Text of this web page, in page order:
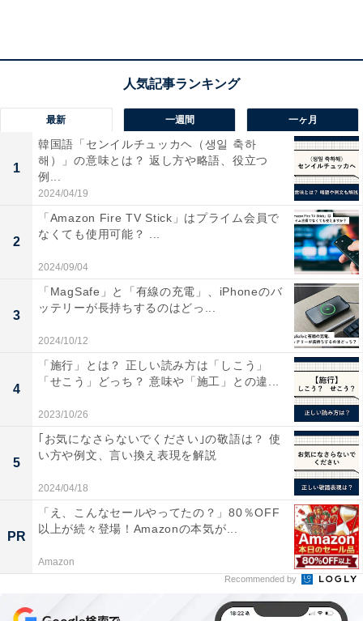
2020年から最も増加した女性社長の出身大学、1
位は「京都産業大学」
2020年から最も増加した女性社長の出身大学
2020年から最も増加した女性社長の出身大学、1位は
「京都産業大学」（25.0％増、25人）。次いで、「九州
産業大学」「徳島文理大学」（ともに 22.2％増、22
人）、「南山大学」（18.6％増、51人）が続きました。
国立大学と私立大学が上位に混在していた前年に比べ
て、2021年は私立大学が並んでいます。女子大学で最も
高かったのは「東京家政大学短期大学部」（17.6％増、
20人）。「京都ノートルダム女子大学」（11.1％増、20
人）、「津田塾大学」（8.2％増、53人）などが上位に入
最新 一週間 一ヶ月
1
韓国語「センイルチュッカヘ（생일 축하
해）」の意味とは？ 返し方や略語、役立つ
例...
2024/04/19
2
「Amazon Fire TV Stick」はプライム会員で
なくても使用可能？ ...
2024/09/04
3
「MagSafe」と「有線の充電」、iPhoneのバ
ッテリーが長持ちするのはどっ...
2024/10/12
4
「施行」とは？ 正しい読み方は「しこう」
「せこう」どっち？ 意味や「施工」との違...
2023/10/26
5
｢お気になさらないでください｣の敬語は？ 使
い方や例文、言い換え表現を解説
2024/04/18
PR
「え、こんなセールやってたの？」80％OFF
以上が続々登場！Amazonの本気が...
Amazon
Recommended by